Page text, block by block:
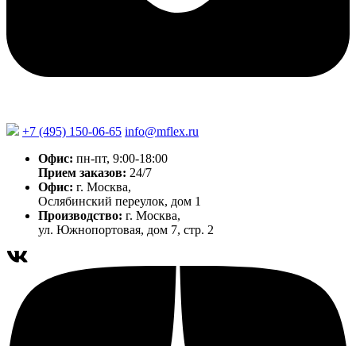
+7 (495) 150-06-65 info@mflex.ru
Офис: пн-пт, 9:00-18:00
Прием заказов: 24/7
Офис: г. Москва,
Ослябинский переулок, дом 1
Производство: г. Москва,
ул. Южнопортовая, дом 7, стр. 2